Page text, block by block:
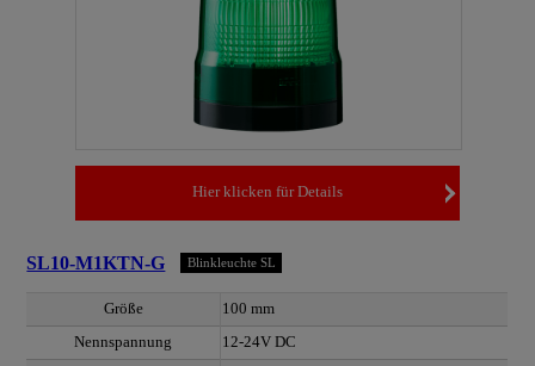
Hier klicken für Details
SL10-M1KTN-G Blinkleuchte SL
Größe
100 mm
Nennspannung
12-24V DC